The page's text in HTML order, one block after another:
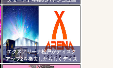
数固定系必須でいいよな。そし
て釘は完全に廃止するべき
エクスアリーナ松戸がディスク
アップ2を撤去したらしくディス
クアッパーさん達から落胆の声